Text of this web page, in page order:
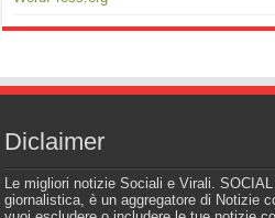
Diclaimer
Le migliori notizie Sociali e Virali.
giornalistica, è un aggregatore di Notizie